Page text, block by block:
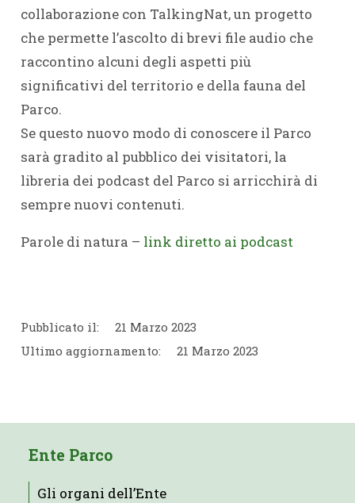
collaborazione con TalkingNat, un progetto
che permette l’ascolto di brevi file audio che
raccontino alcuni degli aspetti più
significativi del territorio e della fauna del
Parco.
Se questo nuovo modo di conoscere il Parco
sarà gradito al pubblico dei visitatori, la
libreria dei podcast del Parco si arricchirà di
sempre nuovi contenuti.
Parole di natura – link diretto ai podcast
Pubblicato il:
21 Marzo 2023
Ultimo aggiornamento:
21 Marzo 2023
Ente Parco
Gli organi dell’Ente